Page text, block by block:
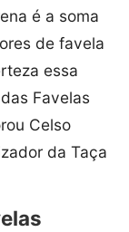
é a soma
de favela
essa
Favelas
Celso
da Taça